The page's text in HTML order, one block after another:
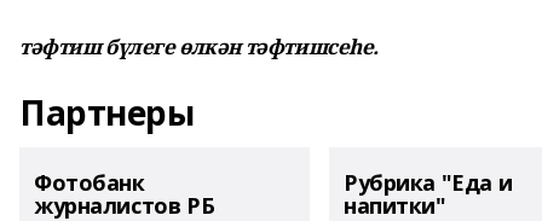
тәфтиш бүлеге өлкән тәфтишсеһе.
Партнеры
Фотобанк
журналистов РБ
Рубрика "Еда и
напитки"